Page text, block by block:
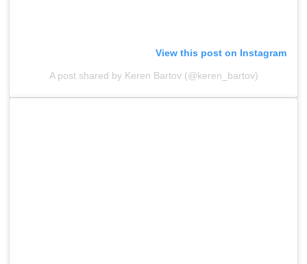
View this post on Instagram
A post shared by Keren Bartov (@keren_bartov)